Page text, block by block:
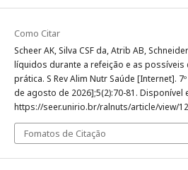
Como Citar
Scheer AK, Silva CSF da, Atrib AB,
líquidos durante a refeição e as possíveis
prática. S Rev Alim Nutr Saúde [Internet].
de agosto de 2026];5(2):70-81. Disponível
https://seer.unirio.br/ralnuts/article/view/
Fomatos de Citação